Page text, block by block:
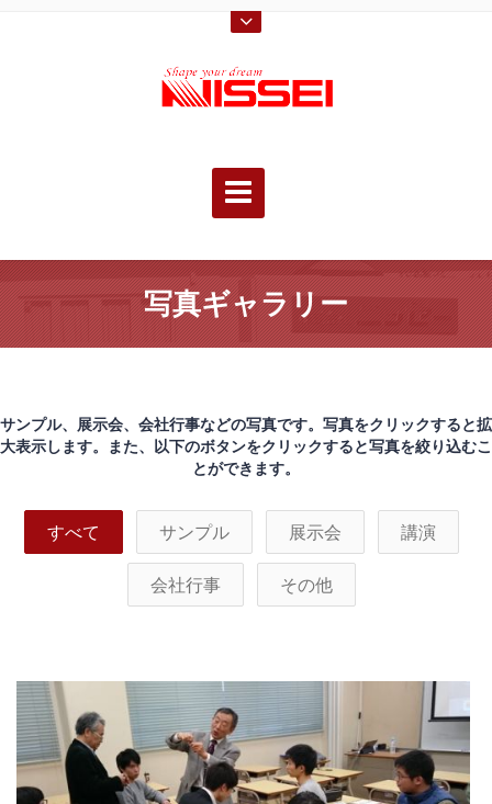
写真ギャラリー
サンプル、展示会、会社行事などの写真です。写真をクリックすると拡
大表示します。また、以下のボタンをクリックすると写真を絞り込むこ
とができます。
すべて サンプル 展示会 講演
会社行事 その他